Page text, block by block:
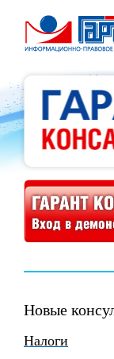
Демонстрационная версия
Новые
Налоги